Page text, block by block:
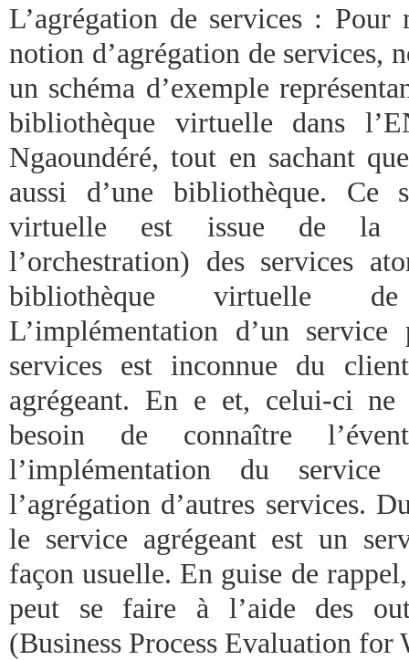
L’agrégation de services : Pour
notion d’agrégation de services,
un schéma d’exemple
bibliothèque virtuelle dans
Ngaoundéré, tout en sachant
aussi d’une bibliothèque. Ce
virtuelle est issue de la
l’orchestration) des services
bibliothèque virtuelle
L’implémentation d’un service
services est inconnue du
agrégeant. En e et, celui-ci ne
besoin de connaître
l’implémentation du
l’agrégation d’autres services.
le service agrégeant est un
façon usuelle. En guise de
peut se faire à l’aide des
(Business Process Evaluation for